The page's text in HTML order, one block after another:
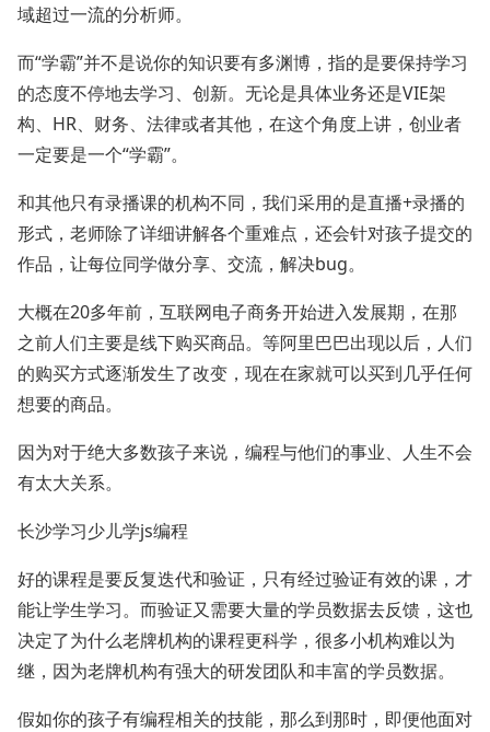
域超过一流的分析师。
而“学霸”并不是说你的知识要有多渊博，指的是要保持学习
的态度不停地去学习、创新。无论是具体业务还是VIE架
构、HR、财务、法律或者其他，在这个角度上讲，创业者
一定要是一个“学霸”。
和其他只有录播课的机构不同，我们采用的是直播+录播的
形式，老师除了详细讲解各个重难点，还会针对孩子提交的
作品，让每位同学做分享、交流，解决bug。
大概在20多年前，互联网电子商务开始进入发展期，在那
之前人们主要是线下购买商品。等阿里巴巴出现以后，人们
的购买方式逐渐发生了改变，现在在家就可以买到几乎任何
想要的商品。
因为对于绝大多数孩子来说，编程与他们的事业、人生不会
有太大关系。
长沙学习少儿学js编程
好的课程是要反复迭代和验证，只有经过验证有效的课，才
能让学生学习。而验证又需要大量的学员数据去反馈，这也
决定了为什么老牌机构的课程更科学，很多小机构难以为
继，因为老牌机构有强大的研发团队和丰富的学员数据。
假如你的孩子有编程相关的技能，那么到那时，即便他面对